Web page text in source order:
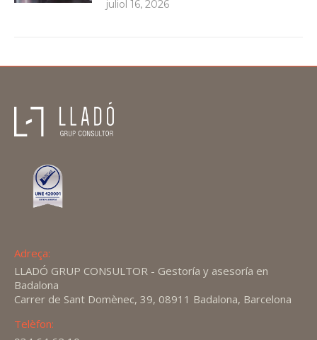
juliol 16, 2026
Adreça:
LLADÓ GRUP CONSULTOR - Gestoría y asesoría en
Badalona
Carrer de Sant Domènec, 39, 08911 Badalona, Barcelona
Telèfon: